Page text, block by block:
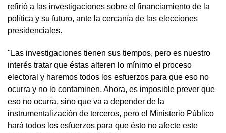
refirió a las investigaciones sobre el financiamiento de la
política y su futuro, ante la cercanía de las elecciones
presidenciales.
"Las investigaciones tienen sus tiempos, pero es nuestro
interés tratar que éstas alteren lo mínimo el proceso
electoral y haremos todos los esfuerzos para que eso no
ocurra y no lo contaminen. Ahora, es imposible prever que
eso no ocurra, sino que va a depender de la
instrumentalización de terceros, pero el Ministerio Público
hará todos los esfuerzos para que ésto no afecte este